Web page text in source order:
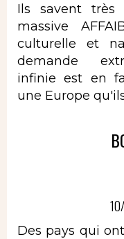
Ils savent très
massive
culturelle et
demande
infinie est en
une Europe
Des pays qui